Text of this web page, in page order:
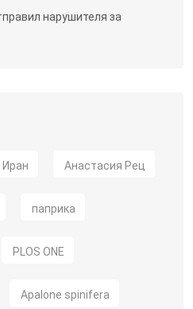
нарушителя за
Анастасия Рец
паприка
PLOS ONE
Apalone spinifera